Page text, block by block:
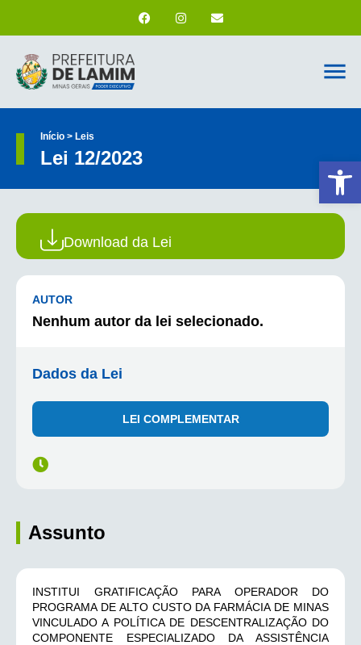
Início > Leis
Lei 12/2023
Download da Lei
AUTOR
Nenhum autor da lei selecionado.
Dados da Lei
LEI COMPLEMENTAR
Assunto
INSTITUI GRATIFICAÇÃO PARA OPERADOR DO
PROGRAMA DE ALTO CUSTO DA FARMÁCIA DE MINAS
VINCULADO A POLÍTICA DE DESCENTRALIZAÇÃO DO
COMPONENTE ESPECIALIZADO DA ASSISTÊNCIA